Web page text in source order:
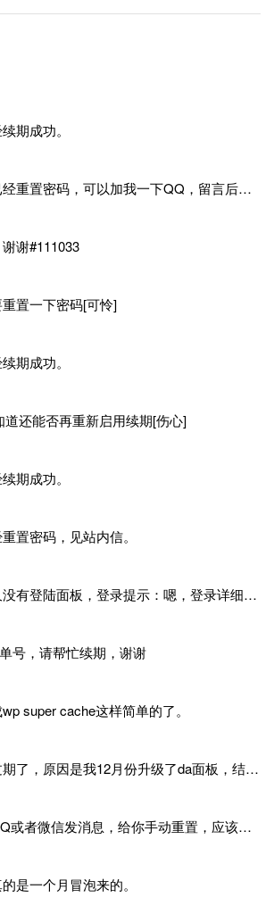
期成功。
可以的，已经重置密码，可以加我一下QQ，留言后我就发密码给你。
谢#111033
置一下密码[可怜]
期成功。
道还能否再重新启用续期[伤心]
期成功。
置密码，见站内信。
站长，许久没有登陆面板，登录提示：嗯，登录详细信息似乎不正确。请重试。 网站还可以正常使用。如果是密码问题请帮忙重置一下密码。谢谢。订单号：97790，账号：aa20210950。 站长，提交了工单，你回复续期成功，不过我的问题是面部登陆信息有问题，一直是初始密码，现在无法登陆，有时间麻烦排查一下。
号，请帮忙续期，谢谢
super cache这样简单的了。
是的证书过期了，原因是我12月份升级了da面板，结果后台证书就不更新了，目前还在排查问题。切换PHP版本现在没有了，因为DA新版不支持。
可以给我QQ或者微信发消息，给你手动重置，应该是服务器插件有问题了，这个wp的主题太老了，导致现在好多的问题，网站的签到功能也是因为这个原因导致的。
是一个月冒泡来的。